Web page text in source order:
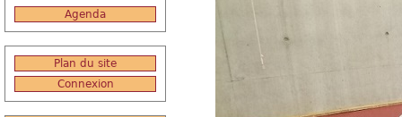
Agenda
Plan du site
Connexion